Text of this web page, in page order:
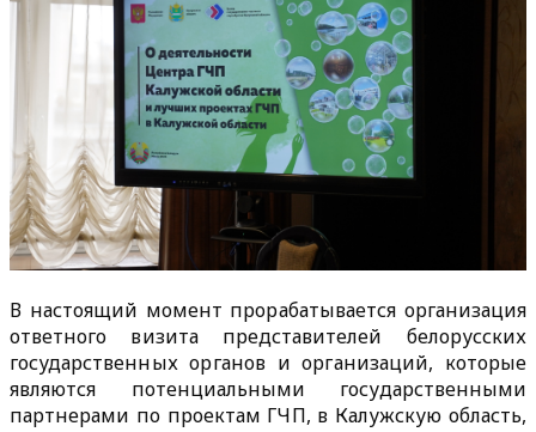
В настоящий момент прорабатывается организация
ответного визита представителей белорусских
государственных органов и организаций, которые
являются потенциальными государственными
партнерами по проектам ГЧП, в Калужскую область,